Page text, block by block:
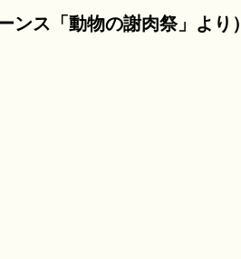
ス「動物の謝肉祭」より）